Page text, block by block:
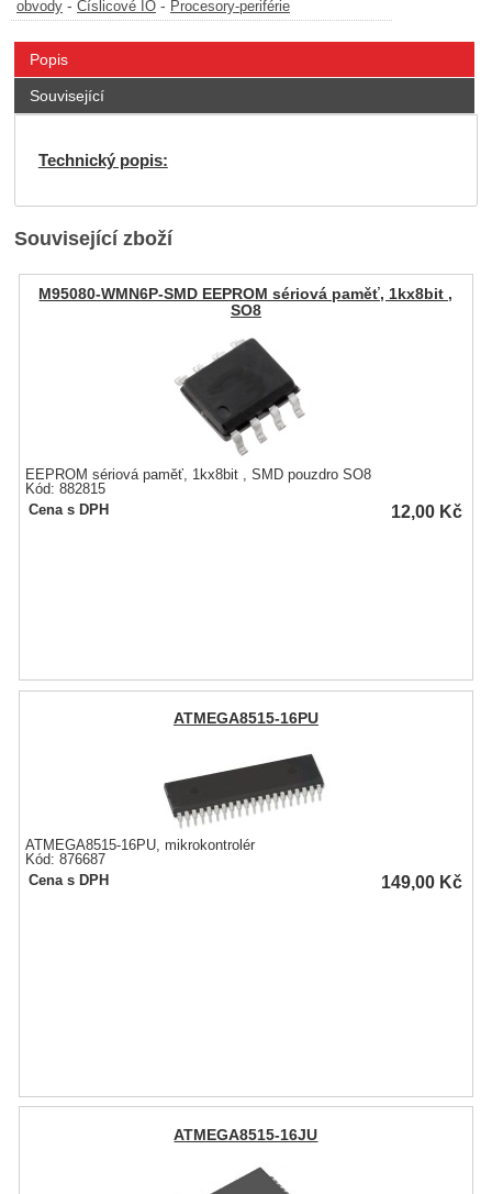
obvody - Číslicové IO - Procesory-periférie
Popis
Související
Technický popis:
Související zboží
M95080-WMN6P-SMD EEPROM sériová paměť, 1kx8bit ,
SO8
EEPROM sériová paměť, 1kx8bit , SMD pouzdro SO8
Kód: 882815
Cena s DPH
12,00 Kč
ATMEGA8515-16PU
ATMEGA8515-16PU, mikrokontrolér
Kód: 876687
Cena s DPH
149,00 Kč
ATMEGA8515-16JU